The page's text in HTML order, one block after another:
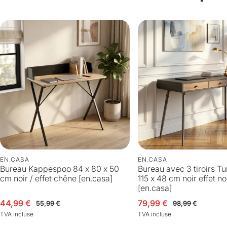
EN.CASA
Bureau Kappespoo 84 x 80 x 50
cm noir / effet chêne [en.casa]
solde
44,99 € 55,99 €
TVA incluse
EN.CASA
Bureau avec 3 tiroirs
115 x 48 cm noir effet
[en.casa]
Prix en solde
79,99 €
Prix habituel 98,99 €
TVA incluse